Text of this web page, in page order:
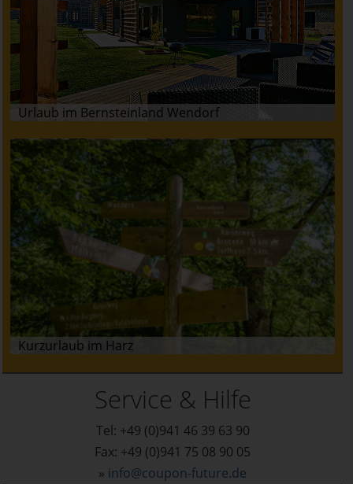
Urlaub im Bernsteinland Wendorf
Kurzurlaub im Harz
Service & Hilfe
Tel: +49 (0)941 46 39 63 90
Fax: +49 (0)941 75 08 90 05
» info@coupon-future.de